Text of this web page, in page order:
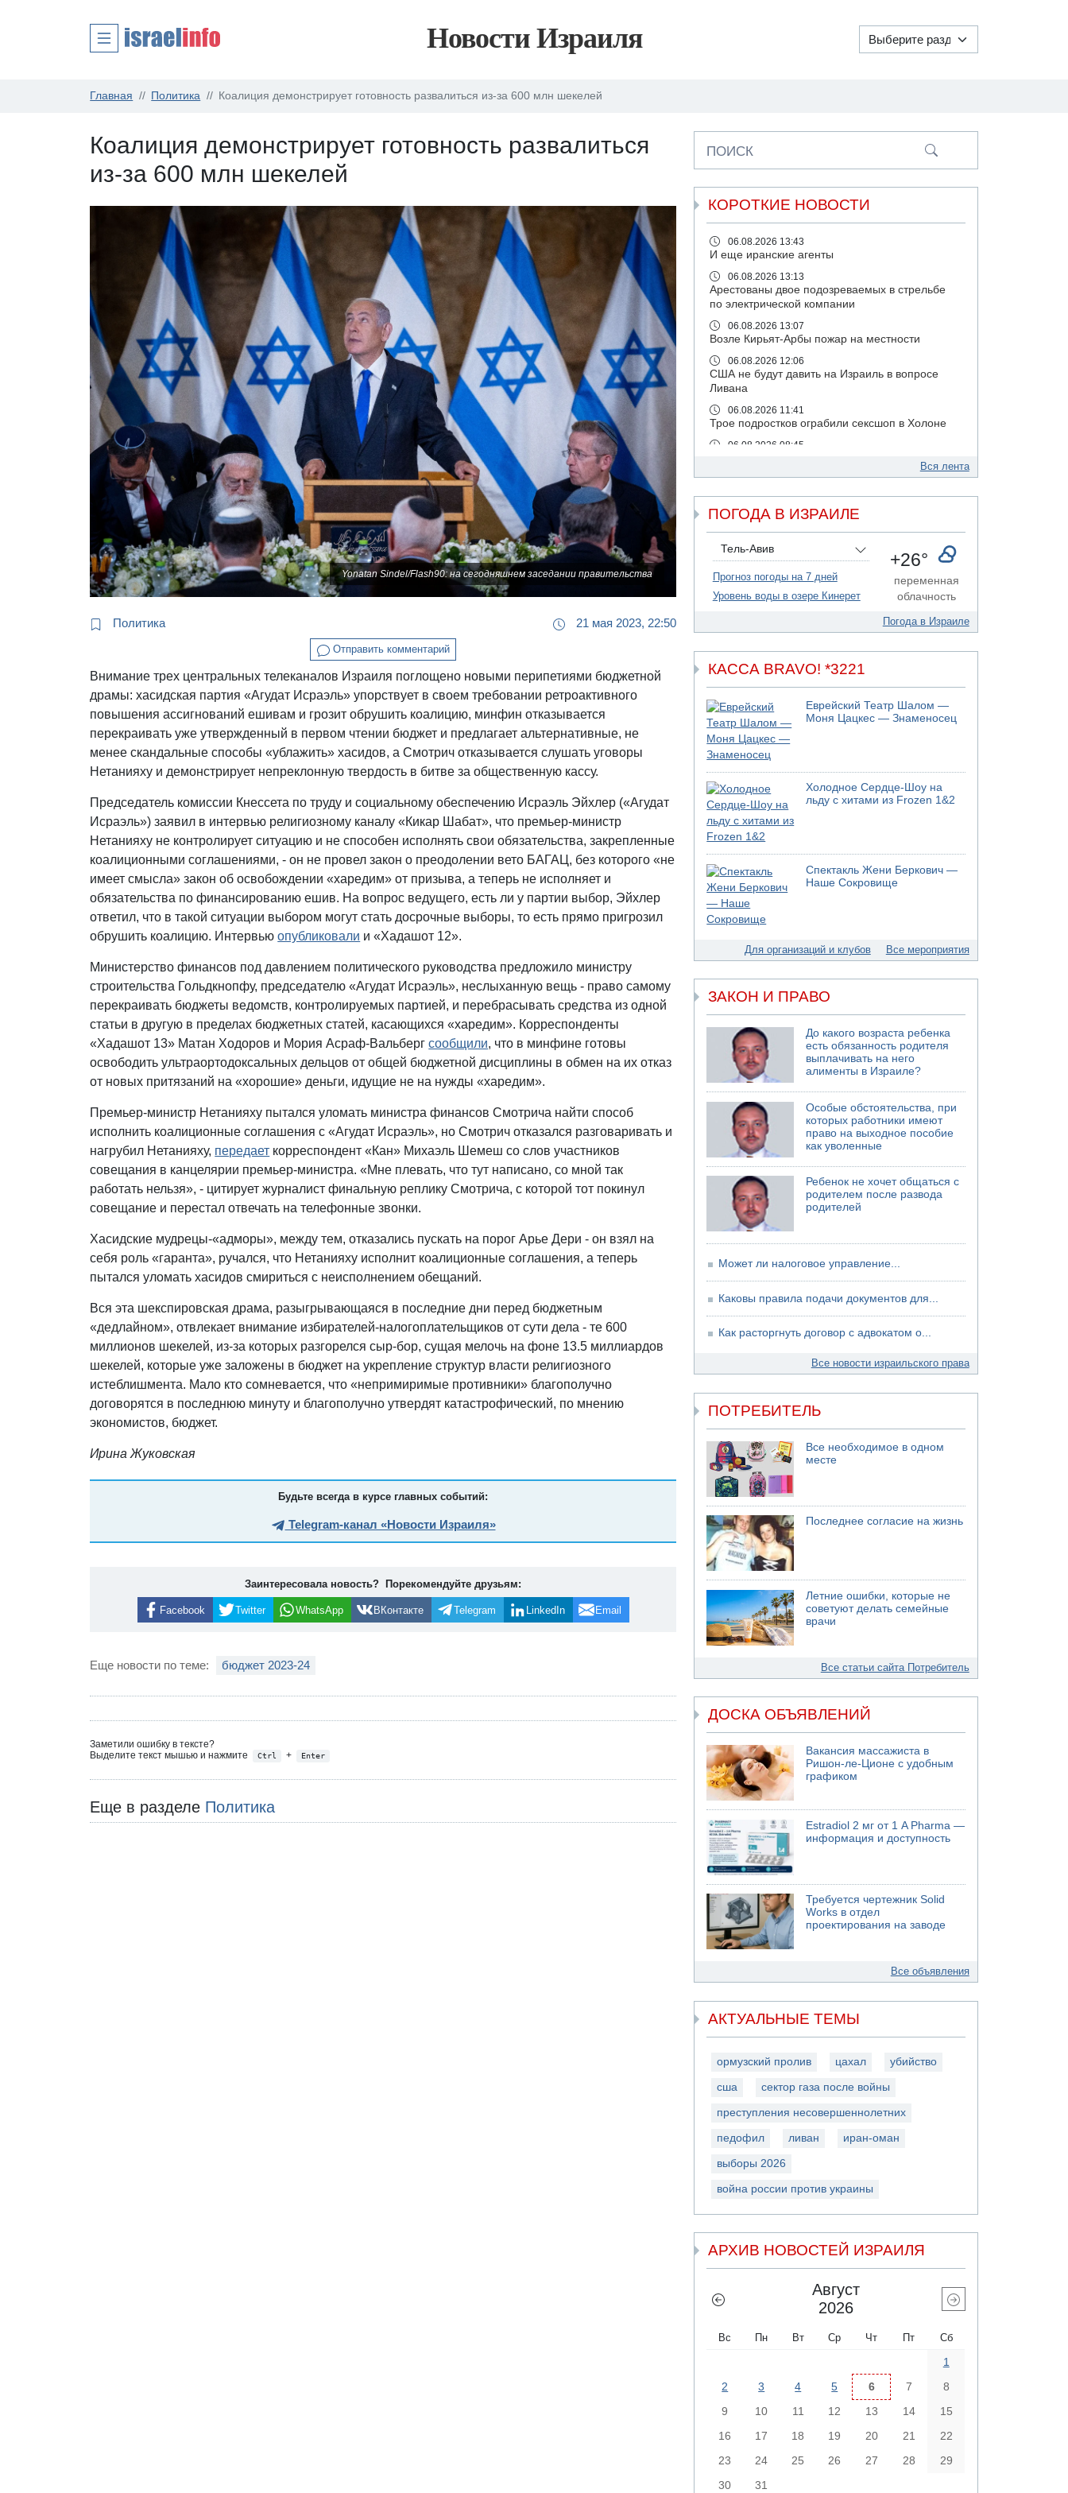
Новости Израиля
Главная Политика Коалиция демонстрирует готовность развалиться из-за 600 млн шекелей
Коалиция демонстрирует готовность развалиться
из-за 600 млн шекелей
Yonatan Sindel/Flash90: на сегодняшнем заседании правительства
Политика 21 мая 2023, 22:50
Отправить комментарий
Внимание трех центральных телеканалов Израиля поглощено новыми перипетиями бюджетной
драмы: хасидская партия «Агудат Исраэль» упорствует в своем требовании ретроактивного
повышения ассигнований ешивам и грозит обрушить коалицию, минфин отказывается
перекраивать уже утвержденный в первом чтении бюджет и предлагает альтернативные, не
менее скандальные способы «ублажить» хасидов, а Смотрич отказывается слушать уговоры
Нетанияху и демонстрирует непреклонную твердость в битве за общественную кассу.
Председатель комиссии Кнессета по труду и социальному обеспечению Исраэль Эйхлер («Агудат
Исраэль») заявил в интервью религиозному каналу «Кикар Шабат», что премьер-министр
Нетанияху не контролирует ситуацию и не способен исполнять свои обязательства, закрепленные
коалиционными соглашениями, - он не провел закон о преодолении вето БАГАЦ, без которого «не
имеет смысла» закон об освобождении «харедим» от призыва, а теперь не исполняет и
обязательства по финансированию ешив. На вопрос ведущего, есть ли у партии выбор, Эйхлер
ответил, что в такой ситуации выбором могут стать досрочные выборы, то есть прямо пригрозил
обрушить коалицию. Интервьюопубликовали и «Хадашот 12».
Министерство финансов под давлением политического руководства предложило министру
строительства Гольдкнопфу, председателю «Агудат Исраэль», неслыханную вещь - право самому
перекраивать бюджеты ведомств, контролируемых партией, и перебрасывать средства из одной
статьи в другую в пределах бюджетных статей, касающихся «харедим». Корреспонденты
«Хадашот 13» Матан Ходоров и Мория Асраф-Вальбергсообщили, что в минфине готовы
освободить ультраортодоксальных дельцов от общей бюджетной дисциплины в обмен на их отказ
от новых притязаний на «хорошие» деньги, идущие не на нужды «харедим».
Премьер-министр Нетанияху пытался уломать министра финансов Смотрича найти способ
исполнить коалиционные соглашения с «Агудат Исраэль», но Смотрич отказался разговаривать и
нагрубил Нетанияху, передает корреспондент «Кан» Михаэль Шемеш со слов участников
совещания в канцелярии премьер-министра. «Мне плевать, что тут написано, со мной так
работать нельзя», - цитирует журналист финальную реплику Смотрича, с которой тот покинул
совещание и перестал отвечать на телефонные звонки.
Хасидские мудрецы-«адморы», между тем, отказались пускать на порог Арье Дери - он взял на
себя роль «гаранта», ручался, что Нетанияху исполнит коалиционные соглашения, а теперь
пытался уломать хасидов смириться с неисполнением обещаний.
Вся эта шекспировская драма, разыгрывающаяся в последние дни перед бюджетным
«дедлайном», отвлекает внимание избирателей-налогоплательщиков от сути дела - те 600
миллионов шекелей, из-за которых разгорелся сыр-бор, сущая мелочь на фоне 13.5 миллиардов
шекелей, которые уже заложены в бюджет на укрепление структур власти религиозного
истеблишмента. Мало кто сомневается, что «непримиримые противники» благополучно
договорятся в последнюю минуту и благополучно утвердят катастрофический, по мнению
экономистов, бюджет.
Ирина Жуковская
Будьте всегда в курсе главных событий:
Telegram-канал «Новости Израиля»
Заинтересовала новость? Порекомендуйте друзьям:
Facebook Twitter WhatsApp ВКонтакте Telegram LinkedIn Email
Еще новости по теме: бюджет 2023-24
Заметили ошибку в тексте?
Выделите текст мышью и нажмите
Ctrl + Enter
Еще в разделе Политика
ПОИСК
КОРОТКИЕ НОВОСТИ
06.08.2026 13:43
И еще иранские агенты
06.08.2026 13:13
Арестованы двое подозреваемых в стрельбе
по электрической компании
06.08.2026 13:07
Возле Кирьят-Арбы пожар на местности
06.08.2026 12:06
США не будут давить на Израиль в вопросе
Ливана
06.08.2026 11:41
Трое подростков ограбили сексшоп в Холоне
06.08.2026 08:45
06.08.2026 08:11
Украинская атака на российский НПЗ
05.08.2026 18:30
противоракетной обороны "Хец"
05.08.2026 18:28
МАДА призывает израильтян срочно сдавать
кровь
Бывший посол Израиля в ООН Гилад Эрдан
политической партии
05.08.2026 13:49
На севере Израиля на берег выбросило тело
05.08.2026 13:32
В России горят новые склады
05.08.2026 10:19
Хуситы сообщают об атаке по Саудовскому
танкеру
05.08.2026 10:16
Левые активисты пытались ворваться в офис
"Религиозного сионизма"
05.08.2026 06:41
Еще один меморандум для Ирана
Вся лента
ПОГОДА В ИЗРАИЛЕ
Тель-Авив
Прогноз погоды на 7 дней
Уровень воды в озере Кинерет
+26°
переменная
облачность
Погода в Израиле
КАССА BRAVO! *3221
Еврейский Театр Шалом —
Моня Цацкес — Знаменосец
Холодное Сердце-Шоу на
льду с хитами из Frozen 1&2
Спектакль Жени Беркович —
Наше Сокровище
Для организаций и клубов Все мероприятия
ЗАКОН И ПРАВО
До какого возраста ребенка
есть обязанность родителя
выплачивать на него
алименты в Израиле?
Особые обстоятельства, при
которых работники имеют
право на выходное пособие
как уволенные
Ребенок не хочет общаться с
родителем после развода
родителей
Может ли налоговое управление...
Каковы правила подачи документов для...
Как расторгнуть договор с адвокатом о...
Все новости израильского права
ПОТРЕБИТЕЛЬ
Все необходимое в одном
месте
Последнее согласие на жизнь
Летние ошибки, которые не
советуют делать семейные
врачи
Все статьи сайта Потребитель
ДОСКА ОБЪЯВЛЕНИЙ
Вакансия массажиста в
Ришон-ле-Ционе с удобным
графиком
Estradiol 2 мг от 1 A Pharma —
информация и доступность
Требуется чертежник Solid
Works в отдел
проектирования на заводе
Все объявления
АКТУАЛЬНЫЕ ТЕМЫ
ормузский пролив цахал убийство
сша сектор газа после войны
преступления несовершеннолетних
педофил ливан иран-оман
выборы 2026
война россии против украины
АРХИВ НОВОСТЕЙ ИЗРАИЛЯ
Август
2026
Вс Пн Вт Ср Чт Пт Сб
1
2
3 4 5 6 7
8
9
10 11 12 13 14
15
16
17 18 19 20 21
22
23
24 25 26 27 28
29
30
31